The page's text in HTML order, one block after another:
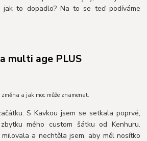
jak to dopadlo? Na to se teď podíváme
multi age PLUS
změna a jak moc může znamenat.
S Kavkou jsem se setkala poprvé,
mého custom šátku od Kenhuru.
a nechtěla jsem, aby měl nosítko